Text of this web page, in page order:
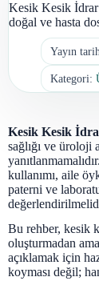
Kesik Kesik İdrar
doğal ve hasta
Yayın
Kategori:
Kesik Kesik
sağlığı ve üroloji
kullanımı, aile
paterni ve
Bu rehber, kesik
oluşturmadan
açıklamak için
koyması değil;